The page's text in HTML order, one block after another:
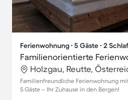
Ferienwohnung ∙ 5 Gäste ∙ 2
Familienorientierte
Holzgau, Reutte,
Familienfreundliche Ferienwohnung
5 Gäste – Ihr Zuhause in den Bergen!